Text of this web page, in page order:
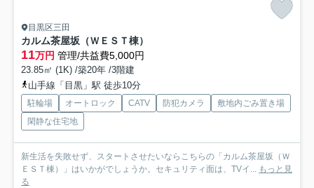
目黒区三田
カルム茶屋坂（ＷＥＳＴ棟）
11万円 管理/共益費5,000円
23.85㎡ (1K) /築20年 /3階建
山手線「目黒」駅 徒歩10分
駐輪場 オートロック CATV 防犯カメラ
敷地内ごみ置き場
閑静な住宅地
新生活を失敗せず、スタートさせたいならこちらの「カルム茶屋坂（Ｗ
ＥＳＴ棟）」はいかがでしょうか。セキュリティ面は、TVイ... もっと見
る